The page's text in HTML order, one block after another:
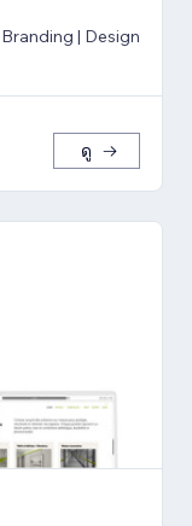
| Design
ดู